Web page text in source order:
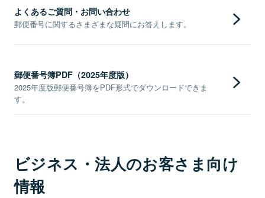
よくあるご質問・お問い合わせ
郵便番号に関するさまざまな疑問にお答えします。
郵便番号簿PDF（2025年度版）
2025年度版郵便番号簿をPDF形式でダウンロードできま
す。
ビジネス・法人のお客さま向け
情報